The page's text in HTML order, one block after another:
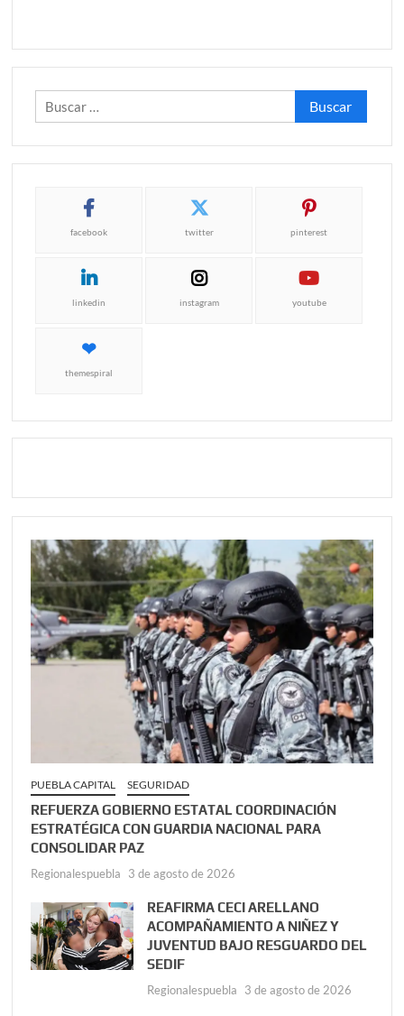
Buscar:
facebook twitter pinterest
linkedin instagram youtube
themespiral
PUEBLA CAPITAL SEGURIDAD
REFUERZA GOBIERNO ESTATAL COORDINACIÓN
ESTRATÉGICA CON GUARDIA NACIONAL PARA
CONSOLIDAR PAZ
Regionalespuebla 3 de agosto de 2026
REAFIRMA CECI ARELLANO
ACOMPAÑAMIENTO A NIÑEZ Y
JUVENTUD BAJO RESGUARDO DEL
SEDIF
Regionalespuebla 3 de agosto de 2026